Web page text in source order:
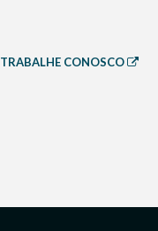
TRABALHE CONOSCO